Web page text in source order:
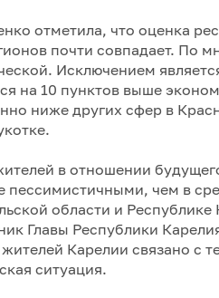
отметила, что оценка
почти совпадает. По
Исключением
на 10 пунктов выше
ниже других сфер в
в отношении
пессимистичными, чем в
области и Республике
Главы Республики
Карелии связано с
ситуация.